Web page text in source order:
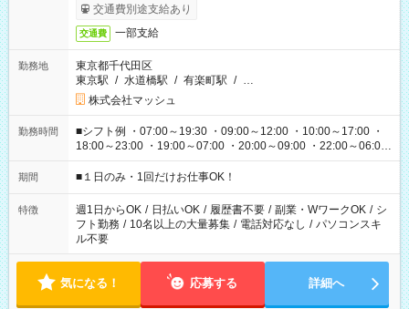
交通費別途支給あり
交通費 一部支給
勤務地
東京都千代田区
東京駅 / 水道橋駅 / 有楽町駅 / …
株式会社マッシュ
勤務時間
■シフト例 ・07:00～19:30 ・09:00～12:00 ・10:00～17:00 ・
18:00～23:00 ・19:00～07:00 ・20:00～09:00 ・22:00～06:00
etc ★最短で3時間で5,120円のお仕事から 15時間で2万円近く稼
げるお仕事も！ ご希望のお時間に合わせてご紹介！ ※シフトは
ください！
期間 ■１日のみ・1回だけお仕事OK！
特徴 週1日からOK / 日払いOK / 履歴書不要 / 副業・WワークOK / シ
フト勤務 / 10名以上の大量募集 / 電話対応なし / パソコンスキ
ル不要
気になる！ 応募する 詳細へ